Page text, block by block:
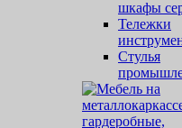
шкафы
Тележки
Стулья